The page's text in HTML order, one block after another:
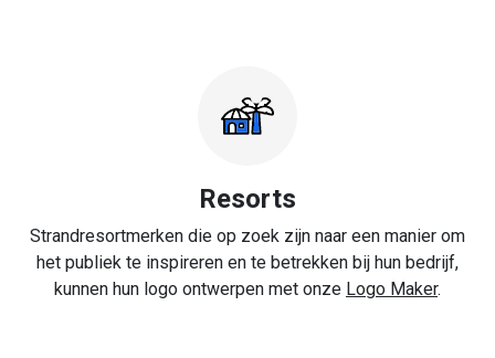
Resorts
Strandresortmerken die op zoek zijn naar een manier om
het publiek te inspireren en te betrekken bij hun bedrijf,
kunnen hun logo ontwerpen met onze Logo Maker.